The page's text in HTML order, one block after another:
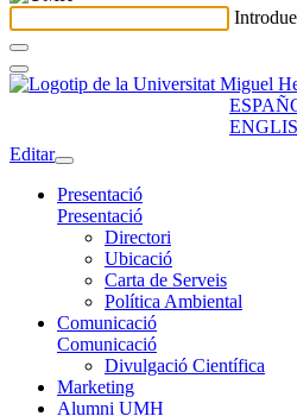
Editar
Presentació
Presentació
Directori
Ubicació
Carta de Serveis
Política Ambiental
Comunicació
Comunicació
Divulgació Científica
Marketing
Alumni UMH